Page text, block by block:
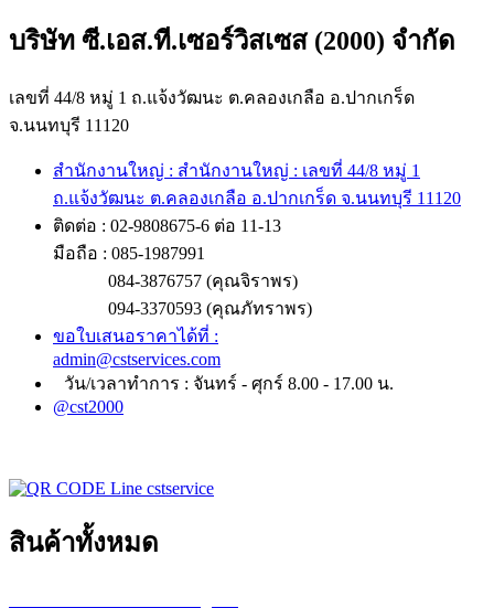
บริษัท ซี.เอส.ที.เซอร์วิสเซส (2000) จำกัด
เลขที่ 44/8 หมู่ 1 ถ.แจ้งวัฒนะ ต.คลองเกลือ อ.ปากเกร็ด
จ.นนทบุรี 11120
สำนักงานใหญ่ : สำนักงานใหญ่ : เลขที่ 44/8 หมู่ 1
ถ.แจ้งวัฒนะ ต.คลองเกลือ อ.ปากเกร็ด จ.นนทบุรี 11120
ติดต่อ : 02-9808675-6 ต่อ 11-13
มือถือ : 085-1987991
084-3876757 (คุณจิราพร)
094-3370593 (คุณภัทราพร)
ขอใบเสนอราคาได้ที่ :
admin@cstservices.com
วัน/เวลาทำการ : จันทร์ - ศุกร์ 8.00 - 17.00 น.
@cst2000
สินค้าทั้งหมด